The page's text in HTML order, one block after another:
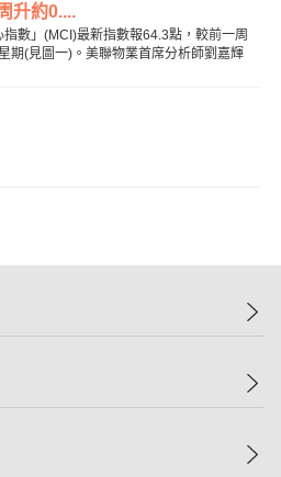
升約0....
指數」(MCI)最新指數報64.3點，較前一周
期(見圖一)。美聯物業首席分析師劉嘉輝